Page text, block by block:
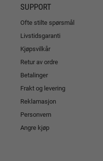
SUPPORT
Ofte stilte spørsmål
Livstidsgaranti
Kjøpsvilkår
Retur av ordre
Betalinger
Frakt og levering
Reklamasjon
Personvern
Angre kjøp